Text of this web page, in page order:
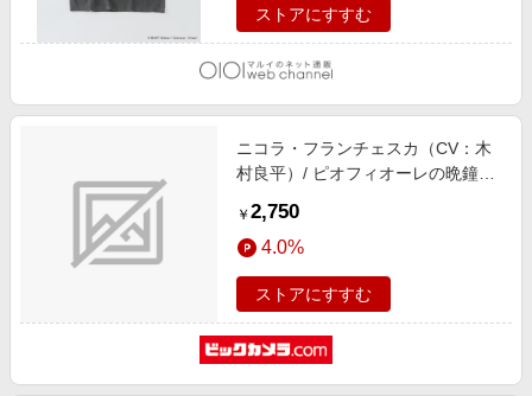
ストアにすすむ
ニコラ・フランチェスカ（CV：木
村良平）/ ピオフィオーレの晩鐘
ンチェスカ
￥ 2,750
4.0%
ストアにすすむ